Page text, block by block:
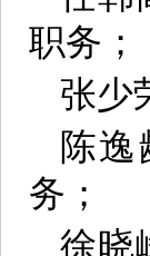
职务；
张少
陈
务；
徐晓